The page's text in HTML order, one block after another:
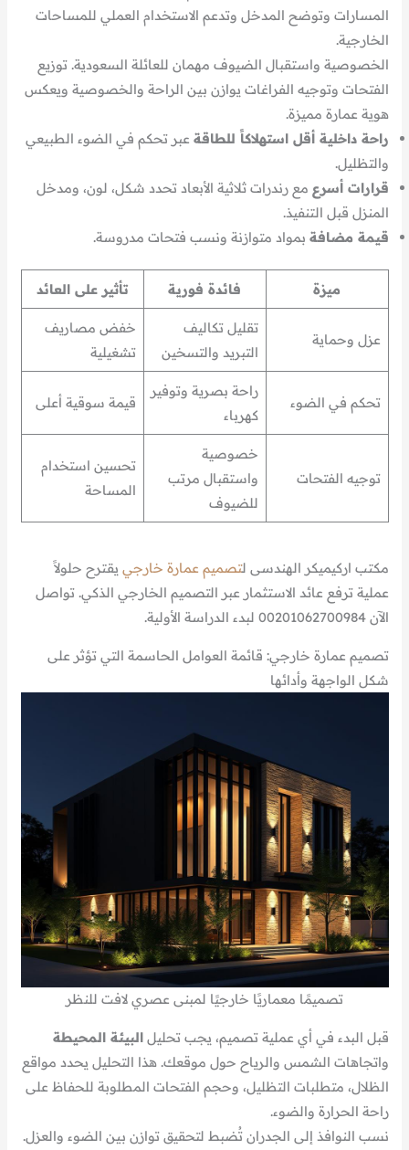
المسارات وتوضح المدخل وتدعم الاستخدام العملي للمساحات
الخارجية.
الخصوصية واستقبال الضيوف مهمان للعائلة السعودية. توزيع
الفتحات وتوجيه الفراغات يوازن بين الراحة والخصوصية ويعكس
هوية عمارة مميزة.
راحة داخلية أقل استهلاكاً للطاقة عبر تحكم في الضوء الطبيعي
والتظليل.
قرارات أسرع مع رندرات ثلاثية الأبعاد تحدد شكل، لون، ومدخل
المنزل قبل التنفيذ.
قيمة مضافة بمواد متوازنة ونسب فتحات مدروسة.
ميزة فائدة فورية تأثير على العائد
عزل وحماية
تقليل تكاليف
التبريد والتسخين
خفض مصاريف
تشغيلية
تحكم في الضوء
راحة بصرية وتوفير
كهرباء
قيمة سوقية أعلى
توجيه الفتحات
خصوصية
واستقبال مرتب
للضيوف
تحسين استخدام
المساحة
مكتب اركيميكر الهندسى لتصميم عمارة خارجي يقترح حلولاً
عملية ترفع عائد الاستثمار عبر التصميم الخارجي الذكي. تواصل
الآن 00201062700984 لبدء الدراسة الأولية.
تصميم عمارة خارجي: قائمة العوامل الحاسمة التي تؤثر على
شكل الواجهة وأدائها
تصميمًا معماريًا خارجيًا لمبنى عصري لافت للنظر
قبل البدء في أي عملية تصميم، يجب تحليلالبيئة المحيطة
واتجاهات الشمس والرياح حول موقعك. هذا التحليل يحدد مواقع
الظلال، متطلبات التظليل، وحجم الفتحات المطلوبة للحفاظ على
راحة الحرارة والضوء.
نسب النوافذ إلى الجدران تُضبط لتحقيق توازن بين الضوء والعزل.